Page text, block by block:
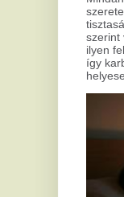
A
rosszul
ágyban,
csillagjegy
néhány